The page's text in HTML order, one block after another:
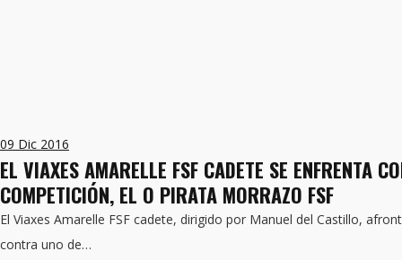
09 Dic 2016
EL VIAXES AMARELLE FSF CADETE SE ENFRENTA
COMPETICIÓN, EL O PIRATA MORRAZO FSF
El Viaxes Amarelle FSF cadete, dirigido por Manuel del Castillo,
contra uno de…